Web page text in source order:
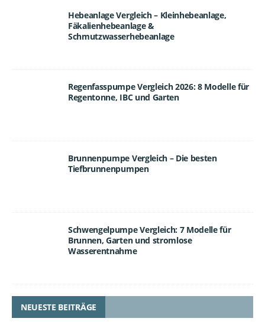
Hebeanlage Vergleich – Kleinhebeanlage,
Fäkalienhebeanlage &
Schmutzwasserhebeanlage
Regenfasspumpe Vergleich 2026: 8 Modelle für
Regentonne, IBC und Garten
Brunnenpumpe Vergleich – Die besten
Tiefbrunnenpumpen
Schwengelpumpe Vergleich: 7 Modelle für
Brunnen, Garten und stromlose
Wasserentnahme
NEUESTE BEITRÄGE